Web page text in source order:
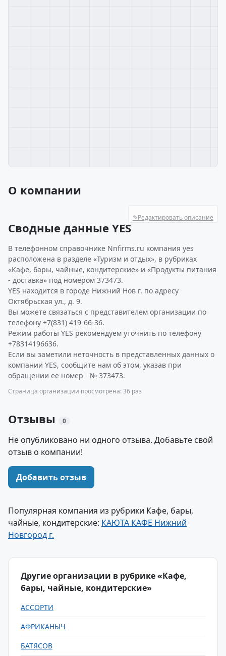
О компании
✎Редактировать описание
Сводные данные YES
В телефонном справочнике Nnfirms.ru компания yes
расположена в разделе «Туризм и отдых», в рубриках
«Кафе, бары, чайные, кондитерские» и «Продукты питания
- доставка» под номером 373473.
YES находится в городе Нижний Нов г. по адресу
Октябрьская ул., д. 9.
Вы можете связаться с представителем организации по
телефону +7(831) 419-66-36.
Режим работы YES рекомендуем уточнить по телефону
+78314196636.
Если вы заметили неточность в представленных данных о
компании YES, сообщите нам об этом, указав при
обращении ее номер - № 373473.
Страница организации просмотрена: 36 раз
Отзывы 0
Не опубликовано ни одного отзыва. Добавьте свой
отзыв о компании!
Добавить отзыв
Популярная компания из рубрики Кафе, бары,
чайные, кондитерские: КАЮТА КАФЕ Нижний
Новгород г.
Другие организации в рубрике «Кафе,
бары, чайные, кондитерские»
АССОРТИ
АФРИКАНЫЧ
БАТЯСОВ